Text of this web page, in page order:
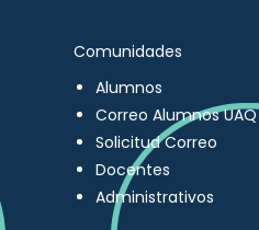
Comunidades
Alumnos
Correo Alumnos UAQ
Solicitud Correo
Docentes
Administrativos